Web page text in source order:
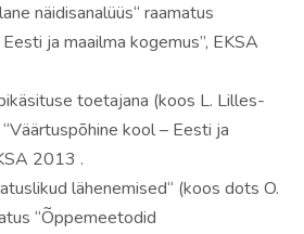
näidisanalüüs“ raamatus
ja maailma kogemus”, EKSA
toetajana (koos L. Lilles-
kool – Eesti ja
2013 .
lähenemised“ (koos dots O.
“Õppemeetodid